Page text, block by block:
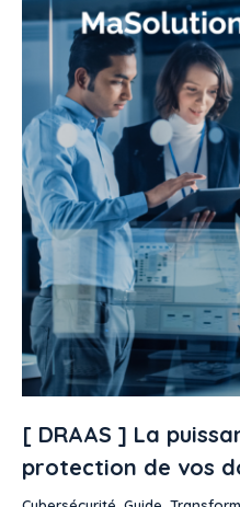
[ DRAAS ] La
protection de vos